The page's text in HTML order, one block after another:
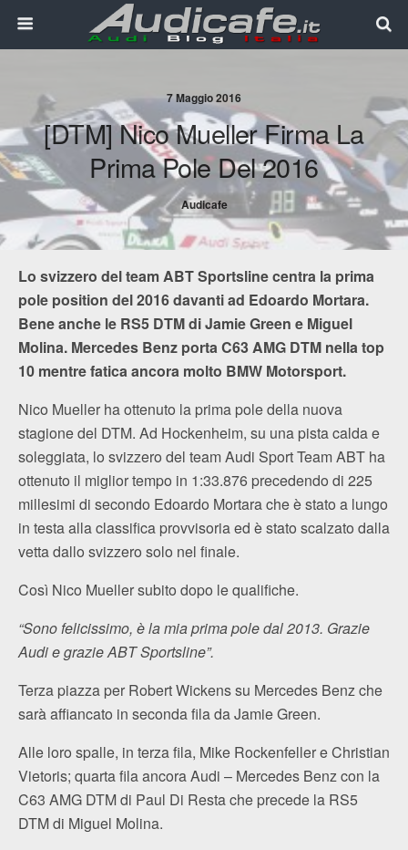
7 Maggio 2016
[DTM] Nico Mueller Firma La
Prima Pole Del 2016
Audicafe
Lo svizzero del team ABT Sportsline centra la prima
pole position del 2016 davanti ad Edoardo Mortara.
Bene anche le RS5 DTM di Jamie Green e Miguel
Molina. Mercedes Benz porta C63 AMG DTM nella top
10 mentre fatica ancora molto BMW Motorsport.
Nico Mueller ha ottenuto la prima pole della nuova
stagione del DTM. Ad Hockenheim, su una pista calda e
soleggiata, lo svizzero del team Audi Sport Team ABT ha
ottenuto il miglior tempo in 1:33.876 precedendo di 225
millesimi di secondo Edoardo Mortara che è stato a lungo
in testa alla classifica provvisoria ed è stato scalzato dalla
vetta dallo svizzero solo nel finale.
Così Nico Mueller subito dopo le qualifiche.
“Sono felicissimo, è la mia prima pole dal 2013. Grazie
Audi e grazie ABT Sportsline”.
Terza piazza per Robert Wickens su Mercedes Benz che
sarà affiancato in seconda fila da Jamie Green.
Alle loro spalle, in terza fila, Mike Rockenfeller e Christian
Vietoris; quarta fila ancora Audi – Mercedes Benz con la
C63 AMG DTM di Paul Di Resta che precede la RS5
DTM di Miguel Molina.